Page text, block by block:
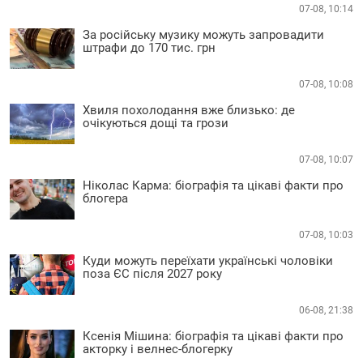
07-08, 10:14
За російську музику можуть запровадити
штрафи до 170 тис. грн
07-08, 10:08
Хвиля похолодання вже близько: де
очікуються дощі та грози
07-08, 10:07
Ніколас Карма: біографія та цікаві факти про
блогера
07-08, 10:03
Куди можуть переїхати українські чоловіки
поза ЄС після 2027 року
06-08, 21:38
Ксенія Мішина: біографія та цікаві факти про
акторку і велнес-блогерку